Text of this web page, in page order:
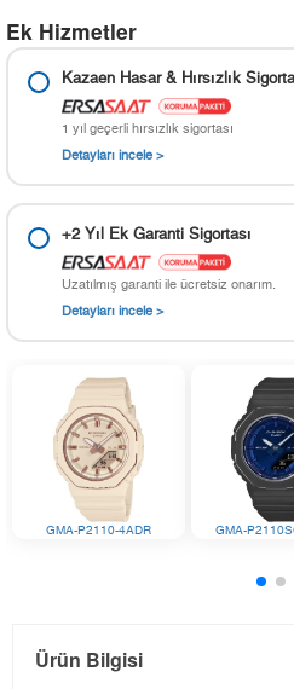
Ek Hizmetler
Kazaen Hasar & Hırsızlık
1 yıl geçerli hırsızlık sigortası
Detayları incele >
+2 Yıl Ek Garanti Sigortası
Uzatılmış garanti ile ücretsiz onarım.
Detayları incele >
GMA-P2110-4ADR GMA-
Ürün Bilgisi